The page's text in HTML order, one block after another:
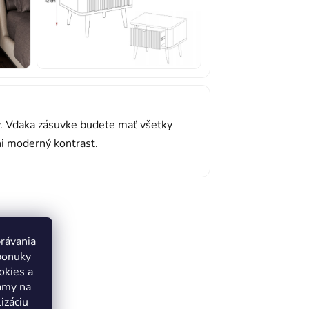
a
na
zásuvke budete mať všetky
moderný kontrast.